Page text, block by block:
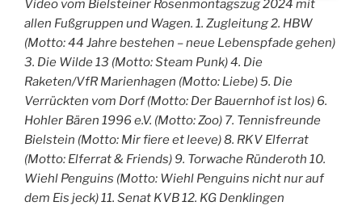
Video vom Bielsteiner Rosenmontagszug 2024 mit
allen Fußgruppen und Wagen. 1. Zugleitung 2. HBW
(Motto: 44 Jahre bestehen – neue Lebenspfade gehen)
3. Die Wilde 13 (Motto: Steam Punk) 4. Die
Raketen/VfR Marienhagen (Motto: Liebe) 5. Die
Verrückten vom Dorf (Motto: Der Bauernhof ist los) 6.
Hohler Bären 1996 e.V. (Motto: Zoo) 7. Tennisfreunde
Bielstein (Motto: Mir fiere et leeve) 8. RKV Elferrat
(Motto: Elferrat & Friends) 9. Torwache Ründeroth 10.
Wiehl Penguins (Motto: Wiehl Penguins nicht nur auf
dem Eis jeck) 11. Senat KVB 12. KG Denklingen